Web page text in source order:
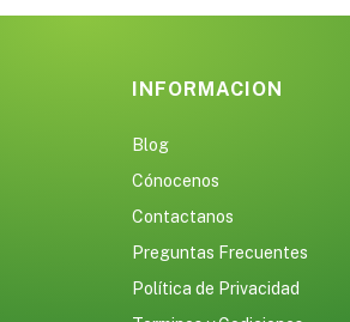
INFORMACION
Blog
Cónocenos
Contactanos
Preguntas Frecuentes
Política de Privacidad